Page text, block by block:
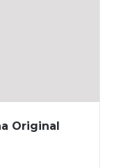
Original